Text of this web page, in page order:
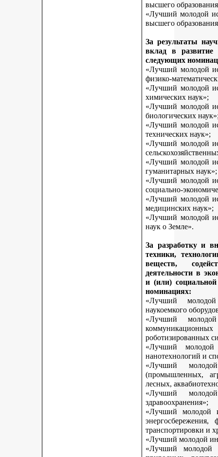
высшего
«Лучший молодой
высшего
За результаты
вклад в развитие
следующих
«Лучший молодой
физико-
«Лучший молодой
химических наук»;
«Лучший молодой
биологических
«Лучший молодой
технических наук»;
«Лучший молодой
«Лучший молодой
гуманитарных наук»;
«Лучший молодой
социально-
«Лучший молодой
медицинских наук»;
«Лучший молодой
наук о Земле».
За разработку и
техники,
веществ,
деятельности в
и (или)
номинациях:
«Лучший
наукоемкого
«Лучший
роботизированных
«Лучший
нанотехнологий и
«Лучший
(промышленных,
лесных,
«Лучший
здравоохранения»;
«Лучший молодой
транспортировки и
«Лучший молодой
«Лучший молодой